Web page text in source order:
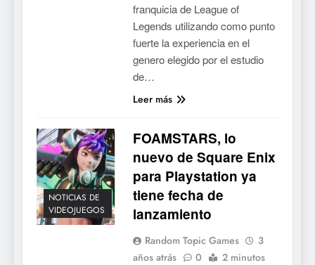
franquicia de League of
Legends utilizando como punto
fuerte la experiencia en el
genero elegido por el estudio
de…
Leer más
NOTICIAS DE
VIDEOJUEGOS
FOAMSTARS, lo
nuevo de Square Enix
para Playstation ya
tiene fecha de
lanzamiento
Random Topic Games
3
años atrás
0 2 minutos